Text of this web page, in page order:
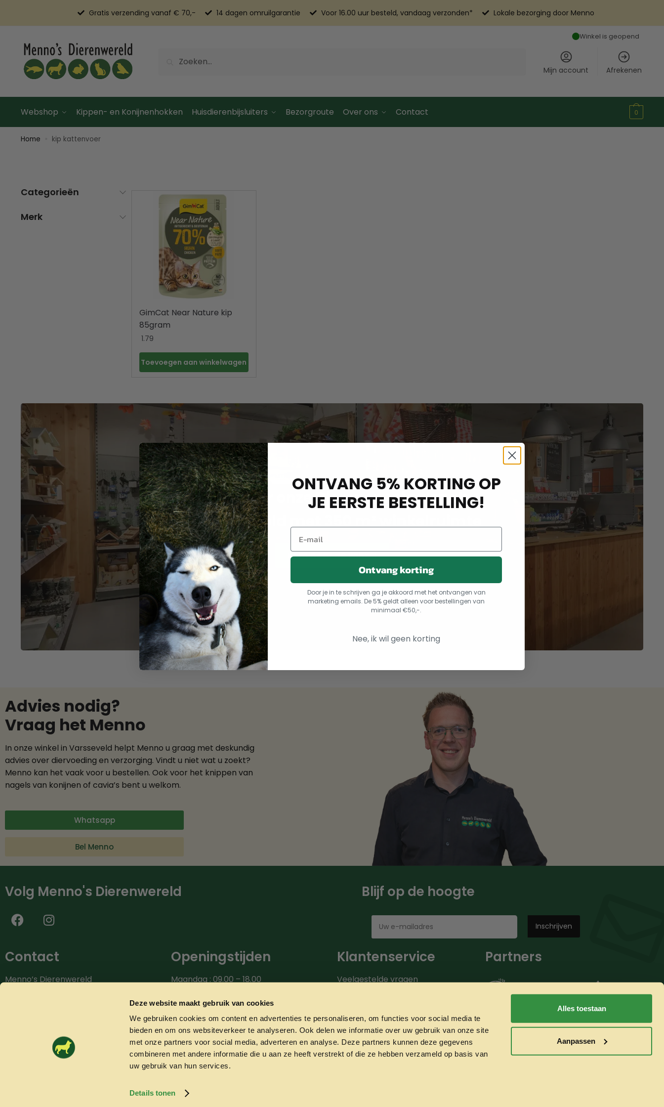
Deze website maakt gebruik van cookies
We gebruiken cookies om content en advertenties te personaliseren, om functies voor social media te
bieden en om ons websiteverkeer te analyseren. Ook delen we informatie over uw gebruik van onze site
met onze partners voor social media, adverteren en analyse. Deze partners kunnen deze gegevens
combineren met andere informatie die u aan ze heeft verstrekt of die ze hebben verzameld op basis van
uw gebruik van hun services.
Details tonen
Alles toestaan
Aanpassen
Gratis verzending vanaf € 70,- 14 dagen omruilgarantie Voor 16.00 uur besteld, vandaag verzonden* Lokale bezorging door Menno
Winkel is geopend
Mijn account Afrekenen
Webshop Kippen- en Konijnenhokken Huisdierenbijsluiters Bezorgroute Over ons Contact 0
Home kip kattenvoer
GimCat Near Nature kip
85gram
1.79
Toevoegen aan winkelwagen
Categorieën
Merk
Kom naar onze Dierenspeciaalzaak
in Varsseveld met 350 m² winkelruimte
Kom naar de winkel
Advies nodig?
Vraag het Menno
In onze winkel in Varsseveld helpt Menno u graag met deskundig
advies over diervoeding en verzorging. Vindt u niet wat u zoekt?
Menno kan het vaak voor u bestellen. Ook voor het knippen van
nagels van konijnen of cavia’s bent u welkom.
Whatsapp
Bel Menno
Volg Menno's Dierenwereld Blijf op de hoogte
Contact
Menno’s Dierenwereld
info@mennosdierenwereld.nl
Openingstijden
Maandag : 09.00 – 18.00
Woensdag: 09.00 – 18.00
Donderdag: 09.00 – 18.00
Vrijdag: 09.00 – 20.00
Zaterdag: 09.00 – 17.00
Klantenservice
Veelgestelde vragen
Over ons
Onze partners
Contact
Partners
Algemene voorwaarden
ONTVANG 5% KORTING OP
JE EERSTE BESTELLING!
Ontvang korting
Door je in te schrijven ga je akkoord met het ontvangen van
marketing emails. De 5% geldt alleen voor bestellingen van
minimaal €50,-.
Nee, ik wil geen korting